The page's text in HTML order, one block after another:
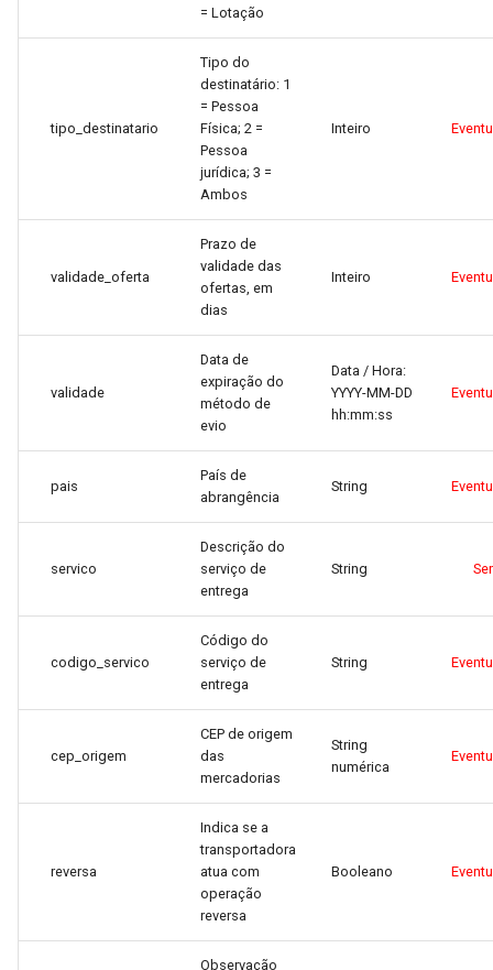
= Lotação
tipo_destinatario
Tipo do
destinatário: 1
= Pessoa
Física; 2 =
Pessoa
jurídica; 3 =
Ambos
Inteiro
validade_oferta
Prazo de
validade das
ofertas, em
dias
Inteiro
validade
Data de
expiração do
método de
evio
Data / Hora:
YYYY-MM-DD
hh:mm:ss
pais
País de
abrangência
String
servico
Descrição do
serviço de
entrega
String
codigo_servico
Código do
serviço de
entrega
String
cep_origem
CEP de origem
das
mercadorias
String
numérica
reversa
Indica se a
transportadora
atua com
operação
reversa
Booleano
Observação